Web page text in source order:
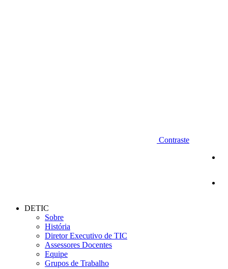
Contraste
DETIC
Sobre
História
Diretor Executivo de TIC
Assessores Docentes
Equipe
Grupos de Trabalho